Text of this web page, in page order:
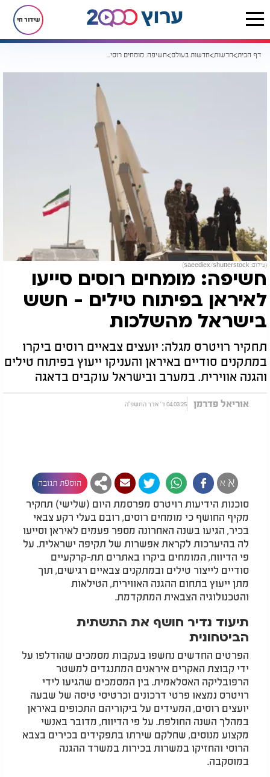
שידור חי
דף הבית חדשות חדשות בעולם חשיפה: מומחים רוסים סייעו לאיראן בפיתוח טילים - חשש בישראל מהשלכות
(צילום: saeediex/shutterstock)
חשיפה: מומחים רוסים סייעו
לאיראן בפיתוח טילים - חשש
בישראל מהשלכות
תחקיר רויטרס מגלה: יועצים צבאיים רוסים ביקרו
במתקנים סודיים באיראן והעניקו ייעוץ בפיתוח טילים
והגנה אווירית. במערב ובישראל עוקבים בדאגה
אוריאל פדרמן 04.03.25 ד' אדר התשפ"ה
א א הוספת תגובה
סוכנות הידיעות רויטרס מפרסמת היום (שלישי) תחקיר
מקיף החושף כי מומחים רוסים, רובם בעלי רקע צבאי
בכיר, הגיעו בשנה האחרונה מספר פעמים לאיראן וסייעו
לה בהיערכות לקראת אפשרות של תקיפה ישראלית. על
פי הדיווח, המומחים ביקרו באתרים תת-קרקעיים
סודיים לייצור טילים ובמתקנים צבאיים רגישים, תוך
מתן ייעוץ בתחום ההגנה האווירית, הטילאות
והטכנולוגיה הצבאית המתקדמת.
תיעוד נדיר חושף את התשתית
הביטחונית
הפרטים החדשים נחשפו בעקבות מסמכים שהודלפו על
ידי קבוצת האקרים איראנים המתנגדים למשטר
הרפובליקה האסלאמית. בין המסמכים שהגיעו לידי
רויטרס נמצאו פרטי דרכונים וכרטיסי טיסה של שבעה
יועצים רוסים, המעידים על ביקוריהם התכופים באיראן
במהלך השנה החולפת. על פי הדיווח, מדובר באנשי
מקצוע מנוסים, שחלקם שירתו בתפקידים בכירים בצבא
הרוסי והחזיקו במשרות בכירות במשרד ההגנה
במוסקבה.